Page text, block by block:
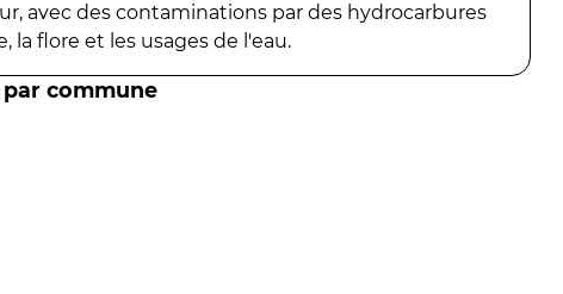
avec des contaminations par des hydrocarbures
la flore et les usages de l'eau.
commune